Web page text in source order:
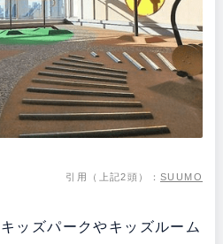
引用（上記2頭）：SUUMO
ッズパークやキッズルーム